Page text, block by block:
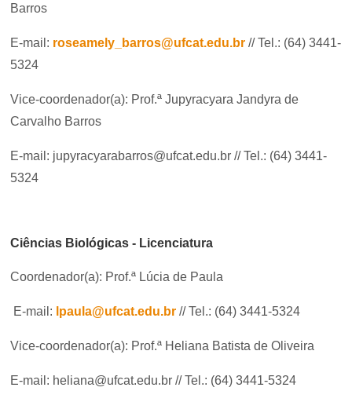
Barros
E-mail: roseamely_barros@ufcat.edu.br // Tel.: (64) 3441-
5324
Vice-coordenador(a): Prof.ª Jupyracyara Jandyra de
Carvalho Barros
E-mail: jupyracyarabarros@ufcat.edu.br // Tel.: (64) 3441-
5324
Ciências Biológicas - Licenciatura
Coordenador(a): Prof.ª Lúcia de Paula
E-mail: lpaula@ufcat.edu.br // Tel.: (64) 3441-5324
Vice-coordenador(a): Prof.ª Heliana Batista de Oliveira
E-mail: heliana@ufcat.edu.br // Tel.: (64) 3441-5324